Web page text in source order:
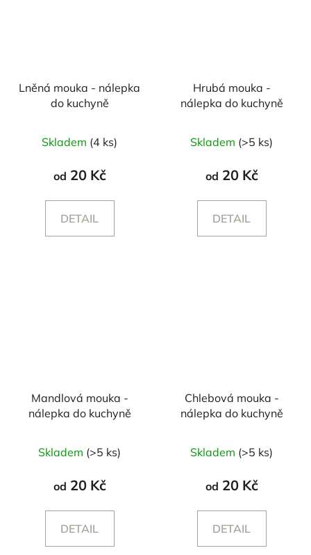
Lněná mouka - nálepka
do kuchyně
Skladem (4 ks)
od 20 Kč
DETAIL
Hrubá mouka -
nálepka do kuchyně
Skladem (>5 ks)
od 20 Kč
DETAIL
Mandlová mouka -
nálepka do kuchyně
Skladem (>5 ks)
od 20 Kč
DETAIL
Chlebová mouka -
nálepka do kuchyně
Skladem (>5 ks)
od 20 Kč
DETAIL